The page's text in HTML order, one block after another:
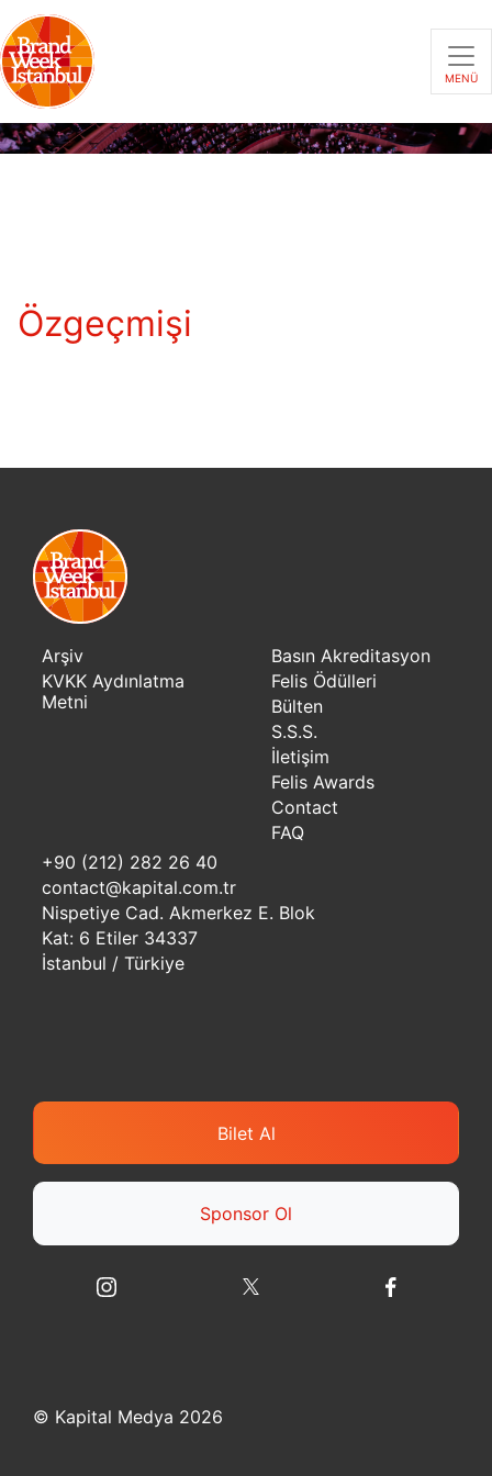
MENÜ
Özgeçmişi
Arşiv
KVKK Aydınlatma
Metni
Basın Akreditasyon
Felis Ödülleri
Bülten
S.S.S.
İletişim
Felis Awards
Contact
FAQ
+90 (212) 282 26 40
contact@kapital.com.tr
Nispetiye Cad. Akmerkez E. Blok
Kat: 6 Etiler 34337
İstanbul / Türkiye
Bilet Al
Sponsor Ol
© Kapital Medya 2026